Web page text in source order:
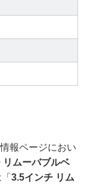
報ページにおい
リムーバブルベ
3.5インチ リム